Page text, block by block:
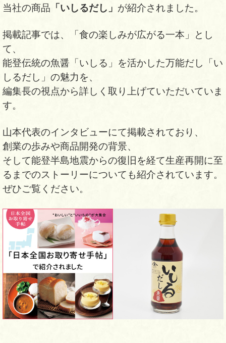
当社の商品 「いしるだし」 が紹介されました。
掲載記事では、「食の楽しみが広がる一本」とし
て、
能登伝統の魚醤「いしる」を活かした万能だし「い
しるだし」の魅力を、
編集長の視点から詳しく取り上げていただいていま
す。
山本代表のインタビューにて掲載されており、
創業の歩みや商品開発の背景、
そして能登半島地震からの復旧を経て生産再開に至
るまでのストーリーについても紹介されています。
ぜひご覧ください。